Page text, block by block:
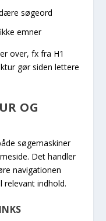
søgeord
emner
over, fx fra H1
gør siden lettere
OG
søgemaskiner
Det handler
navigationen
relevant indhold.